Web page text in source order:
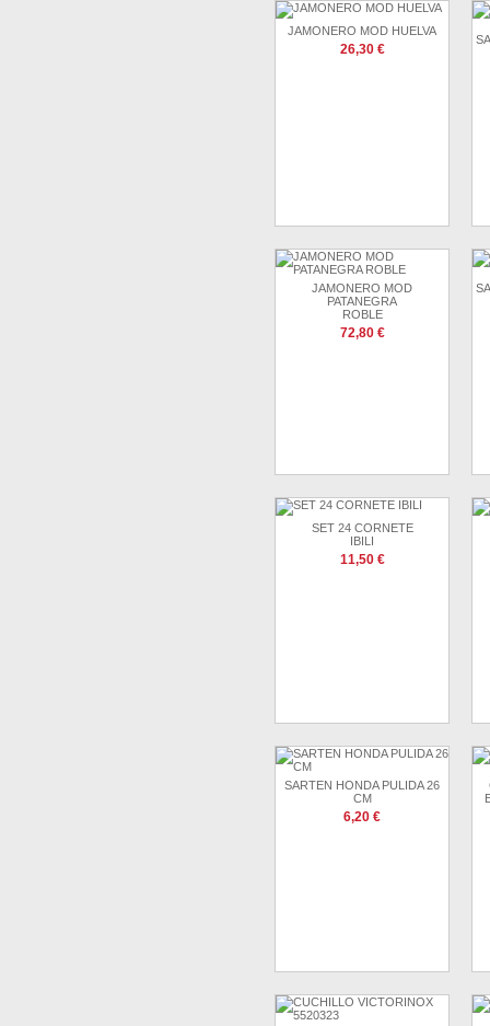
JAMONERO MOD HUELVA
26,30 €
JAMONERO MOD
PATANEGRA
ROBLE
72,80 €
SET 24 CORNETE
IBILI
11,50 €
SARTEN HONDA PULIDA 26
CM
6,20 €